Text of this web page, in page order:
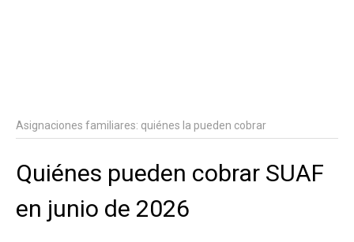
Asignaciones familiares: quiénes la pueden cobrar
Quiénes pueden cobrar SUAF
en junio de 2026